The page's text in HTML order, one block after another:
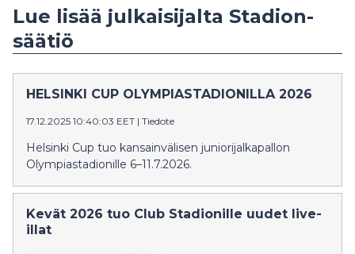
Lue lisää julkaisijalta Stadion-
säätiö
HELSINKI CUP OLYMPIASTADIONILLA 2026
17.12.2025 10:40:03 EET | Tiedote
Helsinki Cup tuo kansainvälisen juniorijalkapallon
Olympiastadionille 6–11.7.2026.
Kevät 2026 tuo Club Stadionille uudet live-
illat